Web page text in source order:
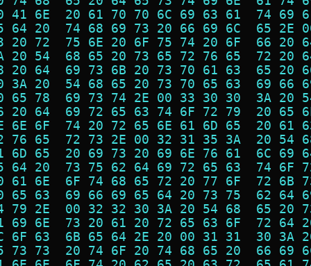
41 6E  20 61 70 70 6C 69 63 61  74
64 20  74 68 69 73 20 66 69 6C  65
20 72  75 6E 20 6F 75 74 20 6F  66
20 54  68 65 20 73 65 72 76 65  72
20 64  69 73 6B 20 73 70 61 63  65
3A 20  54 68 65 20 73 70 65 63  69
65 78  69 73 74 2E 00 33 30 30  3A
20 64  69 72 65 63 74 6F 72 79  20
6E 6F  74 20 72 65 6E 61 6D 65  20
76 65  72 73 2E 00 32 31 35 3A  20
6D 65  20 69 73 20 69 6E 76 61  6C
64 20  73 75 62 64 69 72 65 63  74
61 6E  6F 74 68 65 72 20 77 6F  72
65 63  69 66 69 65 64 20 73 75  62
79 2E  00 32 32 30 3A 20 54 68  65
69 6E  73 20 61 20 72 65 63 6F  72
6F 63  6B 65 64 2E 20 00 31 31  30
73 73  20 74 6F 20 74 68 65 20  66